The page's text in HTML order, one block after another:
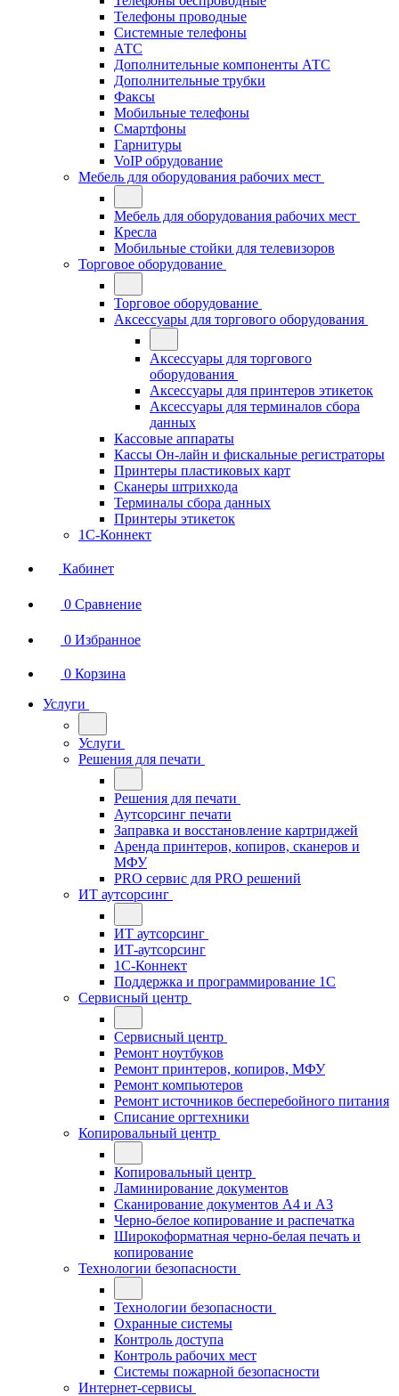
Телефоны проводные
Системные телефоны
АТС
Дополнительные компоненты АТС
Дополнительные трубки
Факсы
Мобильные телефоны
Смартфоны
Гарнитуры
VoIP обрудование
Мебель для оборудования рабочих мест
Мебель для оборудования рабочих мест
Кресла
Мобильные стойки для телевизоров
Торговое оборудование
Торговое оборудование
Аксессуары для торгового оборудования
Аксессуары для торгового
оборудования
Аксессуары для принтеров этикеток
Аксессуары для терминалов сбора
данных
Кассовые аппараты
Кассы Он-лайн и фискальные регистраторы
Принтеры пластиковых карт
Сканеры штрихкода
Терминалы сбора данных
Принтеры этикеток
1С-Коннект
Кабинет
0 Сравнение
0 Избранное
0 Корзина
Услуги
Услуги
Решения для печати
Решения для печати
Аутсорсинг печати
Заправка и восстановление картриджей
Аренда принтеров, копиров, сканеров и
МФУ
PRO сервис для PRO решений
ИТ аутсорсинг
ИТ аутсорсинг
ИТ-аутсорсинг
1С-Коннект
Поддержка и программирование 1С
Сервисный центр
Сервисный центр
Ремонт ноутбуков
Ремонт принтеров, копиров, МФУ
Ремонт компьютеров
Ремонт источников бесперебойного питания
Списание оргтехники
Копировальный центр
Копировальный центр
Ламинирование документов
Сканирование документов А4 и А3
Черно-белое копирование и распечатка
Широкоформатная черно-белая печать и
копирование
Технологии безопасности
Технологии безопасности
Охранные системы
Контроль доступа
Контроль рабочих мест
Системы пожарной безопасности
Интернет-сервисы